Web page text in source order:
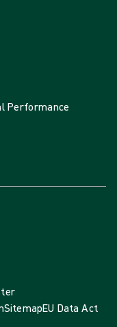
Performance
SitemapEU Data Act